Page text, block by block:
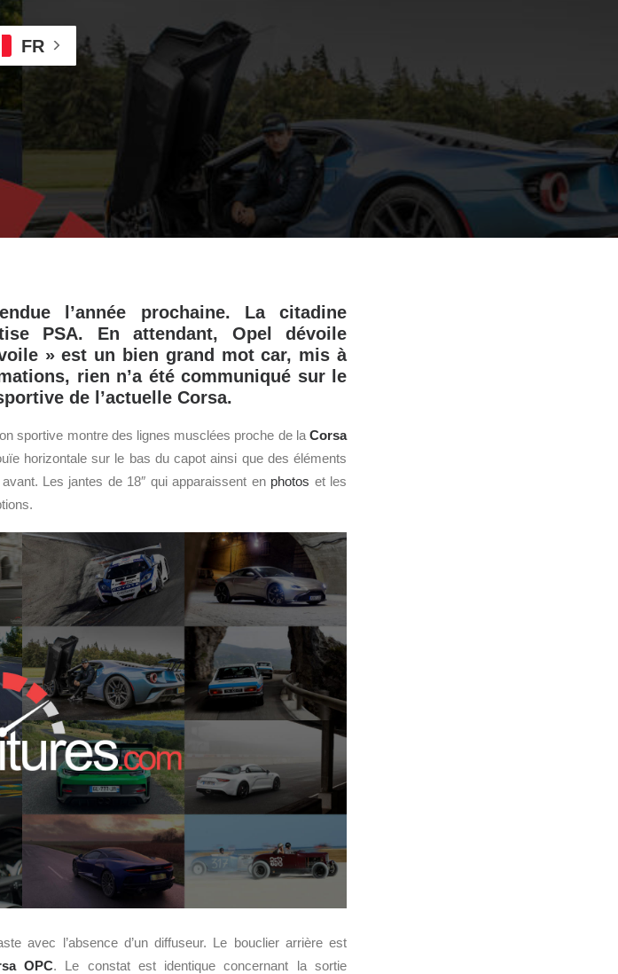
FR
l’année prochaine. La citadine
PSA. En attendant, Opel dévoile
» est un bien grand mot car, mis à
rien n’a été communiqué sur le
de l’actuelle Corsa.
sportive montre des lignes musclées proche de laCorsa
horizontale sur le bas du capot ainsi que des éléments
Les jantes de 18″ qui apparaissent en photos et les
avec l’absence d’un diffuseur. Le bouclier arrière est
OPC. Le constat est identique concernant la sortie